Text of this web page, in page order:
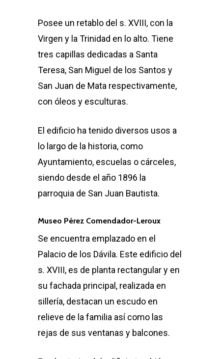
Posee un retablo del s. XVIII, con la
Virgen y la Trinidad en lo alto. Tiene
tres capillas dedicadas a Santa
Teresa, San Miguel de los Santos y
San Juan de Mata respectivamente,
con óleos y esculturas.
El edificio ha tenido diversos usos a
lo largo de la historia, como
Ayuntamiento, escuelas o cárceles,
siendo desde el año 1896 la
parroquia de San Juan Bautista.
Museo Pérez Comendador-Leroux
Se encuentra emplazado en el
Palacio de los Dávila. Este edificio del
s. XVIII, es de planta rectangular y en
su fachada principal, realizada en
sillería, destacan un escudo en
relieve de la familia así como las
rejas de sus ventanas y balcones.